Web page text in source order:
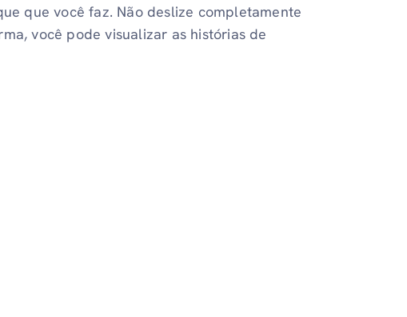
que você faz. Não deslize completamente
você pode visualizar as histórias de